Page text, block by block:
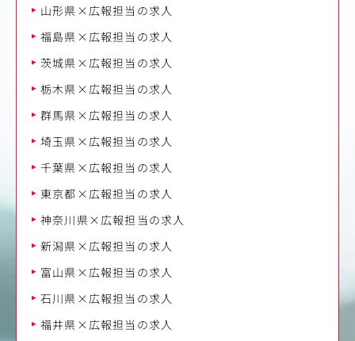
山形県×広報担当の求人
福島県×広報担当の求人
茨城県×広報担当の求人
栃木県×広報担当の求人
群馬県×広報担当の求人
埼玉県×広報担当の求人
千葉県×広報担当の求人
東京都×広報担当の求人
神奈川県×広報担当の求人
新潟県×広報担当の求人
富山県×広報担当の求人
石川県×広報担当の求人
福井県×広報担当の求人